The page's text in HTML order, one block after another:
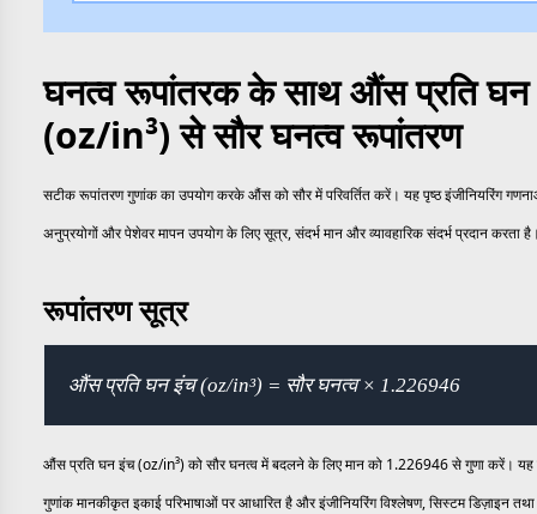
घनत्व रूपांतरक के साथ औंस प्रति
(oz/in³) से सौर घनत्व रूपांतरण
सटीक रूपांतरण गुणांक का उपयोग करके औंस को सौर में परिवर्तित करें। यह पृष्ठ इंजीनियरिंग
अनुप्रयोगों और पेशेवर मापन उपयोग के लिए सूत्र, संदर्भ मान और व्यावहारिक संदर्भ प्रदान करता
रूपांतरण सूत्र
औंस प्रति घन इंच (oz/in³) = सौर घनत्व × 1.226946
औंस प्रति घन इंच (oz/in³) को सौर घनत्व में बदलने के लिए मान को 1.226946 से गुणा करें। यह
गुणांक मानकीकृत इकाई परिभाषाओं पर आधारित है और इंजीनियरिंग विश्लेषण, सिस्टम डिज़ाइन